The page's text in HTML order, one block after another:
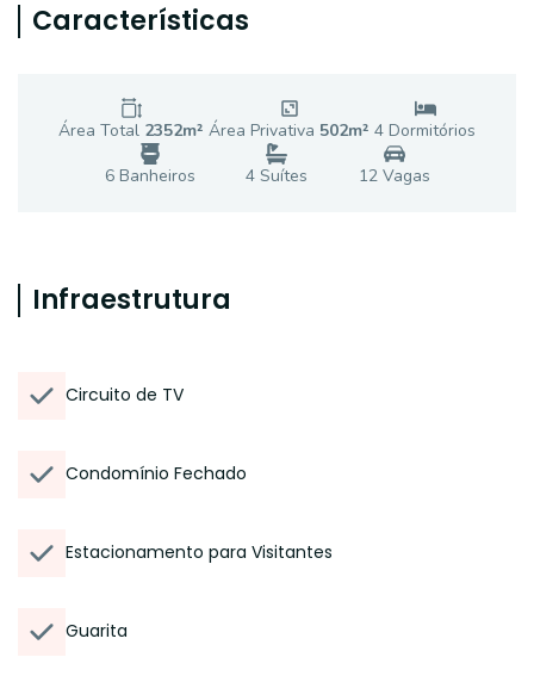
Características
Área Total 2352m² Área Privativa 502m² 4 Dormitórios
6Banheiros 4 Suítes 12Vagas
Infraestrutura
Circuito de TV
Condomínio Fechado
Estacionamento para Visitantes
Guarita